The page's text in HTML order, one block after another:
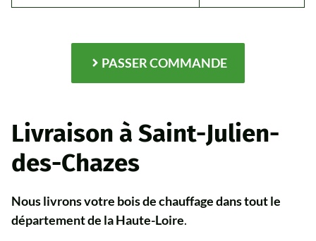
PASSER COMMANDE
Livraison à Saint-Julien-
des-Chazes
Nous livrons votre bois de chauffage dans tout le
département de la Haute-Loire.